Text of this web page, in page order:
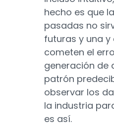
hecho es que
pasadas no
futuras y una y
cometen el
generación de
patrón
observar los
la industria
es así.